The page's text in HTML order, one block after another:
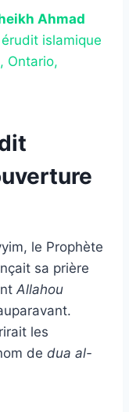
Ahmad
islamique
Ontario,
le Prophète
sa prière
Allahou
les
de dua al-